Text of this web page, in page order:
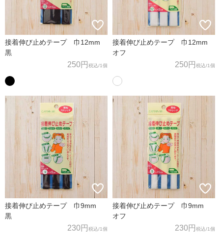
接着伸び止めテープ 巾12mm
黒
250円 税込/1個
接着伸び止めテープ 巾12mm
オフ
250円 税込/1個
接着伸び止めテープ 巾9mm
黒
230円 税込/1個
接着伸び止めテープ 巾9mm
オフ
230円 税込/1個